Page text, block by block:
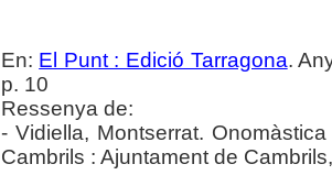
En: El Punt : Edició Tarragona.
p. 10
Ressenya de:
- Vidiella, Montserrat.
Cambrils : Ajuntament de